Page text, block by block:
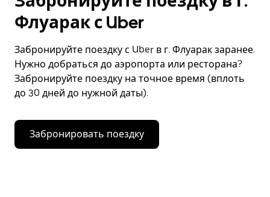
Флуарак с Uber
Забронируйте поездку с Uber в г. Флуарак заранее.
Нужно добраться до аэропорта или ресторана?
Забронируйте поездку на точное время (вплоть
до 30 дней до нужной даты).
Забронировать поездку